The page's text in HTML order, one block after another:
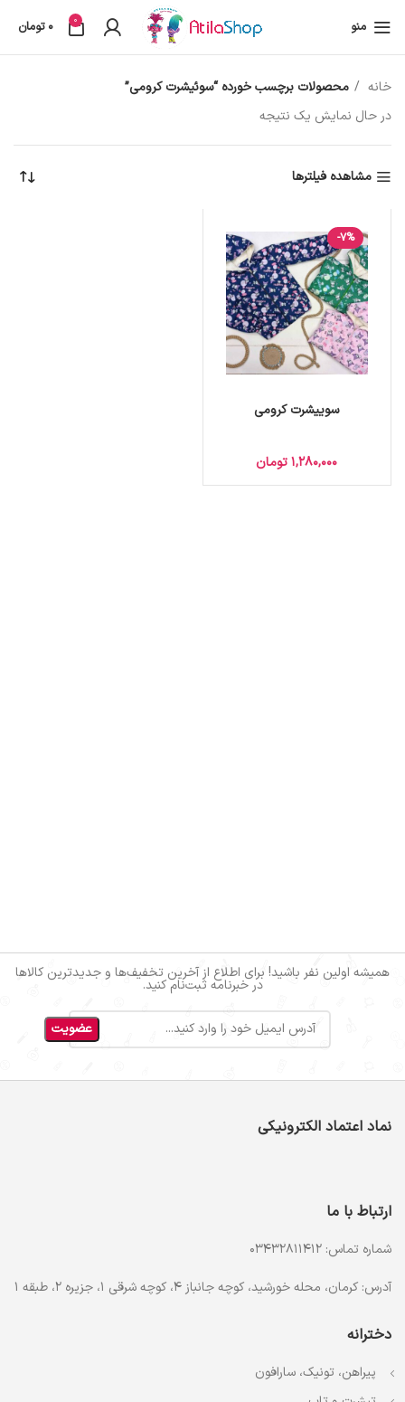
منو 0
0 تومان
خانه
محصولات برچسب خورده “سوئیشرت کرومی”
در حال نمایش یک نتیجه
مشاهده فیلترها
-7%
سوییشرت کرومی
1,280,000 تومان
همیشه اولین نفر باشید! برای اطلاع از آخرین تخفیف‌ها و جدیدترین کالاها
در خبرنامه ثبت‌نام کنید.
نماد اعتماد الکترونیکی
ارتباط با ما
شماره تماس: 03432811412
آدرس: کرمان، محله خورشید، کوچه جانباز 4، کوچه شرقی 1، جزیره 2، طبقه 1
دخترانه
پیراهن، تونیک، سارافون